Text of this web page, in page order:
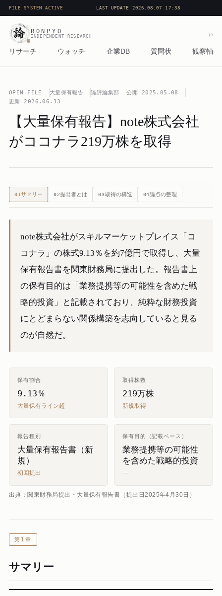
FILE SYSTEM ACTIVE LAST UPDATE 2026.08.07 17:38
RONPYO
INDEPENDENT RESEARCH
リサーチ ウォッチ 企業DB 質問状 観察軸
⌕
OPEN FILE 大量保有報告 論評編集部 公開
2025.05.08
更新 2026.06.13
【大量保有報告】note株式会社
がココナラ219万株を取得
01サマリー 02提出者とは 03取得の構造 04論点の整理
note株式会社がスキルマーケットプレイス「コ
コナラ」の株式9.13％を約7億円で取得し、大量
保有報告書を関東財務局に提出した。報告書上
の保有目的は「業務提携等の可能性を含めた戦
略的投資」と記載されており、純粋な財務投資
にとどまらない関係構築を志向していると見る
のが自然だ。
保有割合
9.13％
大量保有ライン超
取得株数
219万株
新規取得
報告種別
大量保有報告書（新
規）
初回提出
保有目的（記載ベース）
業務提携等の可能性
を含めた戦略的投資
—
出典：関東財務局提出・大量保有報告書（提出日2025年4月30日）
第1章
サマリー